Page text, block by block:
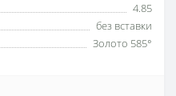
4.85
без вставки
Золото 585°